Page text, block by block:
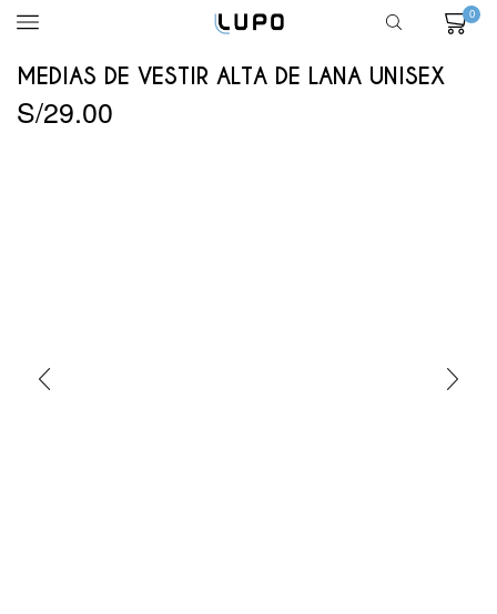
0
MEDIAS DE VESTIR ALTA DE LANA UNISEX
S/29.00